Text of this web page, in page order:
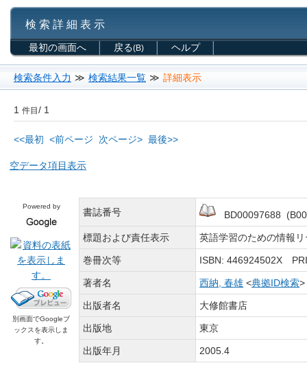
検 索 詳 細 表 示
最初の画面へ 戻る(B) ヘルプ
検索条件入力 ≫ 検索結果一覧 ≫ 詳細表示
1 件目/ 1
<<最初 <前ページ 次ページ> 最後>>
空データ項目表示
Powered by
別画面でGoogleブ
ックスを表示しま
す。
書誌番号 BD00097688
標題および責任表示 英語学習のための情報
巻冊次等 ISBN: 446924502X
著者名 西納, 春雄 <典拠ID検索>
出版者名 大修館書店
出版地 東京
出版年月 2005.4